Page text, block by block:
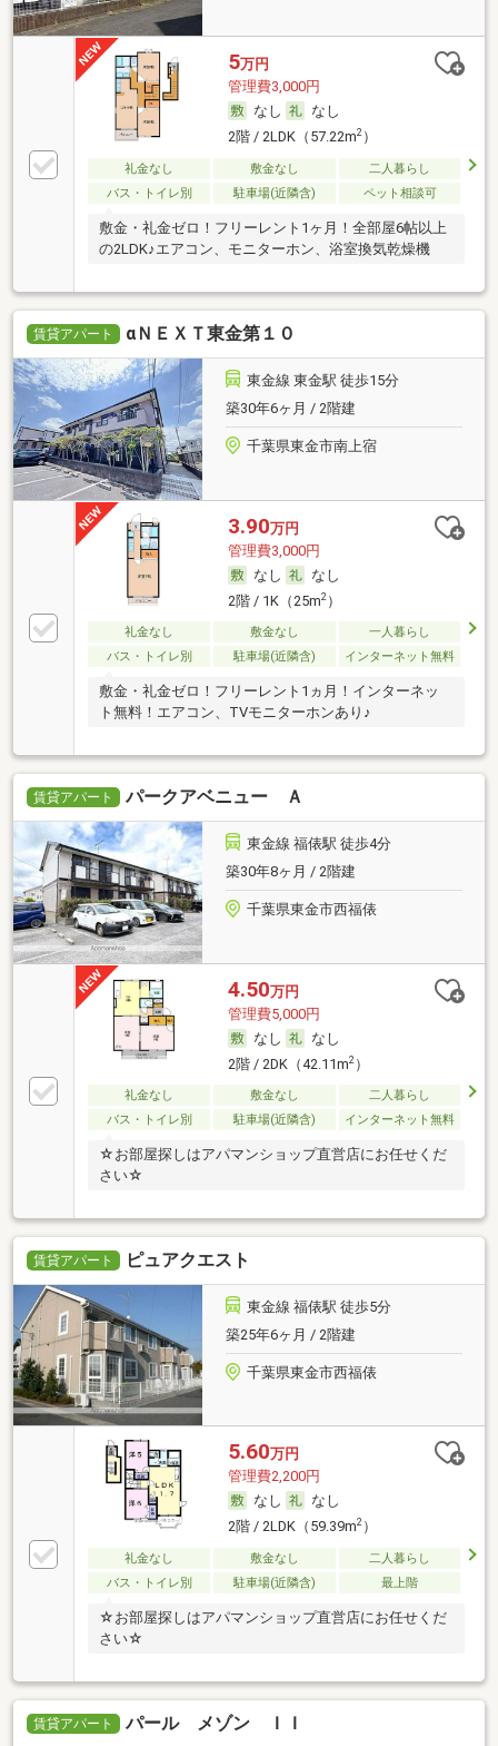
5万円
管理費3,000円
なし
なし
2階 / 2LDK（57.22m2）
礼金なし 敷金なし
二人暮らし
バス・トイレ別
駐車場(近隣含) ペット相談可
敷金・礼金ゼロ！フリーレント1ヶ月！全部屋6帖以上
の2LDK♪エアコン、モニターホン、浴室換気乾燥機
賃貸アパート αＮＥＸＴ東金第１０
東金線 東金駅 徒歩15分
築30年6ヶ月 / 2階建
千葉県東金市南上宿
3.90万円
管理費3,000円
なし
なし
2階 / 1K（25m2）
礼金なし 敷金なし
一人暮らし
バス・トイレ別
駐車場(近隣含) インターネット無料
敷金・礼金ゼロ！フリーレント1ヵ月！インターネッ
ト無料！エアコン、TVモニターホンあり♪
賃貸アパート パークアベニュー Ａ
東金線 福俵駅 徒歩4分
築30年8ヶ月 / 2階建
千葉県東金市西福俵
4.50万円
管理費5,000円
なし
なし
2階 / 2DK（42.11m2）
礼金なし 敷金なし
二人暮らし
バス・トイレ別
駐車場(近隣含) インターネット無料
☆お部屋探しはアパマンショップ直営店にお任せくだ
さい☆
賃貸アパート ピュアクエスト
東金線 福俵駅 徒歩5分
築25年6ヶ月 / 2階建
千葉県東金市西福俵
5.60万円
管理費2,200円
なし
なし
2階 / 2LDK（59.39m2）
礼金なし 敷金なし
二人暮らし
バス・トイレ別
駐車場(近隣含) 最上階
☆お部屋探しはアパマンショップ直営店にお任せくだ
さい☆
賃貸アパート パール メゾン ＩＩ